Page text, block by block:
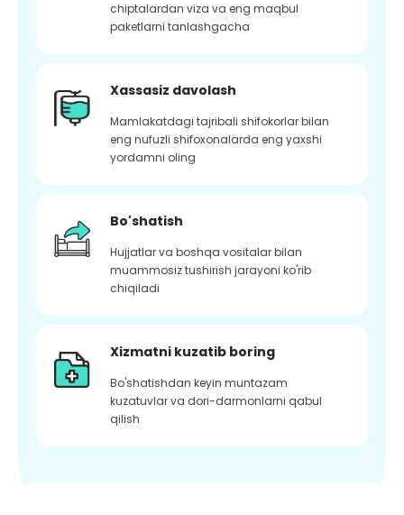
chiptalardan viza va eng maqbul
paketlarni tanlashgacha
Xassasiz davolash
Mamlakatdagi tajribali shifokorlar bilan
eng nufuzli shifoxonalarda eng yaxshi
yordamni oling
Bo'shatish
Hujjatlar va boshqa vositalar bilan
muammosiz tushirish jarayoni ko'rib
chiqiladi
Xizmatni kuzatib boring
Bo'shatishdan keyin muntazam
kuzatuvlar va dori-darmonlarni qabul
qilish